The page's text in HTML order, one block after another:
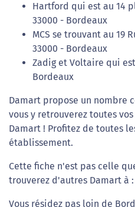
Hartford qui est au 14
33000 - Bordeaux
MCS se trouvant au 19
33000 - Bordeaux
Zadig et Voltaire qui
Bordeaux
Damart propose un nombre
vous y retrouverez toutes
Damart ! Profitez de toutes
établissement.
Cette fiche n'est pas celle
trouverez d'autres Damart à
Vous résidez pas loin de